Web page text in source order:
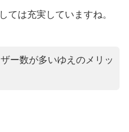
ては充実していますね。
ー数が多いゆえのメリッ